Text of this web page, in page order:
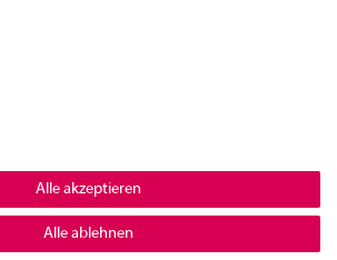
Alle akzeptieren
Alle ablehnen